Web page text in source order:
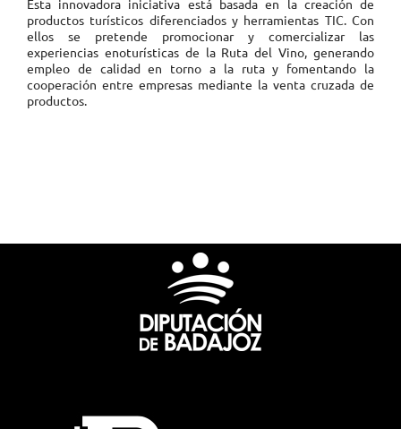
Esta innovadora iniciativa está basada en la creación de
productos turísticos diferenciados y herramientas TIC. Con
ellos se pretende promocionar y comercializar las
experiencias enoturísticas de la Ruta del Vino, generando
empleo de calidad en torno a la ruta y fomentando la
cooperación entre empresas mediante la venta cruzada de
productos.